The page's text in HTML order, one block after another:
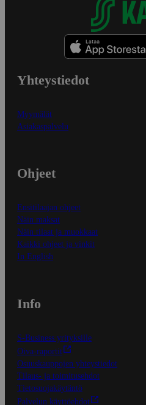
Yhteystiedot
Myymälät
Asiakaspalvelu
Ohjeet
Ensitilaajan ohjeet
Näin maksat
Näin tilaat ja muokkaat
Kaikki ohjeet ja vinkit
In English
Info
S-Business yrityksille
Oiva-raportit
Osuuskauppojen yhteystiedot
Tilaus- ja toimitusehdot
Tietosuojakäytäntö
Palvelun käyttöehdot